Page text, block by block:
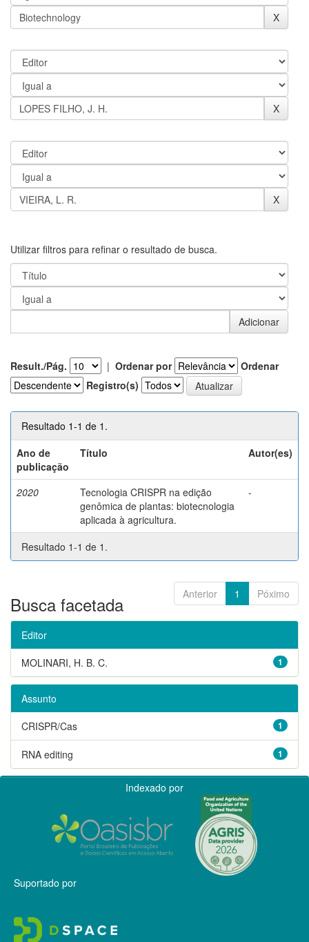
Utilizar filtros para refinar o resultado de busca.
Result./Pág. | Ordenar por
Ordenar
Registro(s)
Resultado 1-1 de 1.
Ano de
publicação
Título Autor(es)
2020
Tecnologia CRISPR na edição
genômica de plantas: biotecnologia
aplicada à agricultura.
-
Resultado 1-1 de 1.
Anterior 1 Póximo
Busca facetada
Editor
1
MOLINARI, H. B. C.
Assunto
1
CRISPR/Cas
1
RNA editing
Indexado por
Suportado por